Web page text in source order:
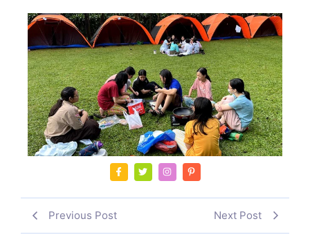
Previous Post Next Post